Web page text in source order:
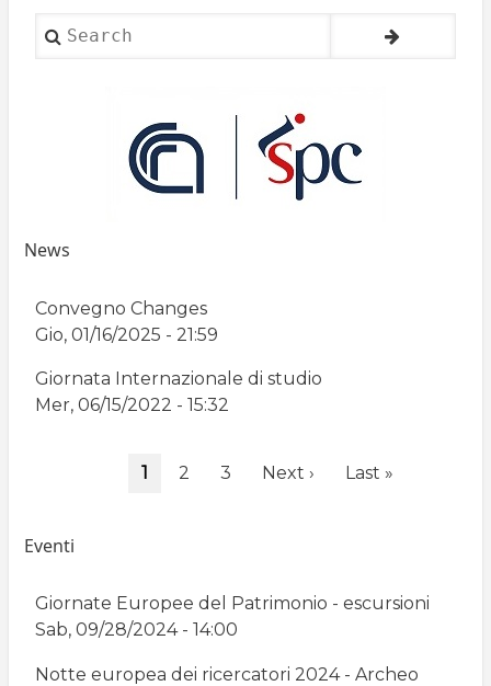
Search
News
Convegno Changes
Gio, 01/16/2025 - 21:59
Giornata Internazionale di studio
Mer, 06/15/2022 - 15:32
Pagina
1 Page
2 Page
3
Pagina
Next ›
Ultima
Last »
Eventi
Giornate Europee del Patrimonio - escursioni
Sab, 09/28/2024 - 14:00
Notte europea dei ricercatori 2024 - Archeo